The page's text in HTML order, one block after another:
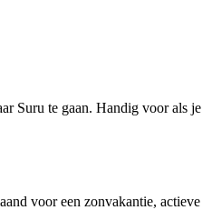
Suru te gaan. Handig voor als je
voor een zonvakantie, actieve